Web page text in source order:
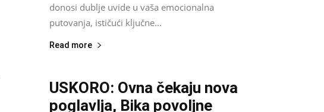
donosi dublje uvide u vaša emocionalna
putovanja, ističući ključne...
Read more
USKORO: Ovna čekaju nova
poglavlja, Bika povoljne